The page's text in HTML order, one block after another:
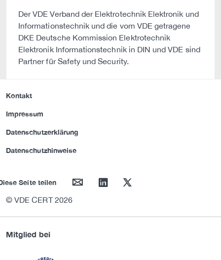
Der VDE Verband der Elektrotechnik Elektronik und
Informationstechnik und die vom VDE getragene
DKE Deutsche Kommission Elektrotechnik
Elektronik Informationstechnik in DIN und VDE sind
Partner für Safety und Security.
Kontakt
Impressum
Datenschutzerklärung
Datenschutzhinweise
Seite teilen mail linkedin twitter
© VDE CERT 2026
Mitglied bei